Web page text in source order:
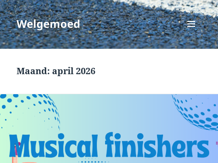
Welgemoed
MENU
EN
Maand:april 2026